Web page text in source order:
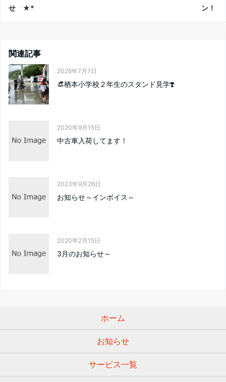
せ ★*
ン！
関連記事
2026年7月7日
👒栖本小学校２年生のスタンド見学❣️
2020年9月15日
中古車入荷してます！
2023年9月26日
お知らせ～インボイス～
2020年2月15日
3月のお知らせ～
ホーム
お知らせ
サービス一覧